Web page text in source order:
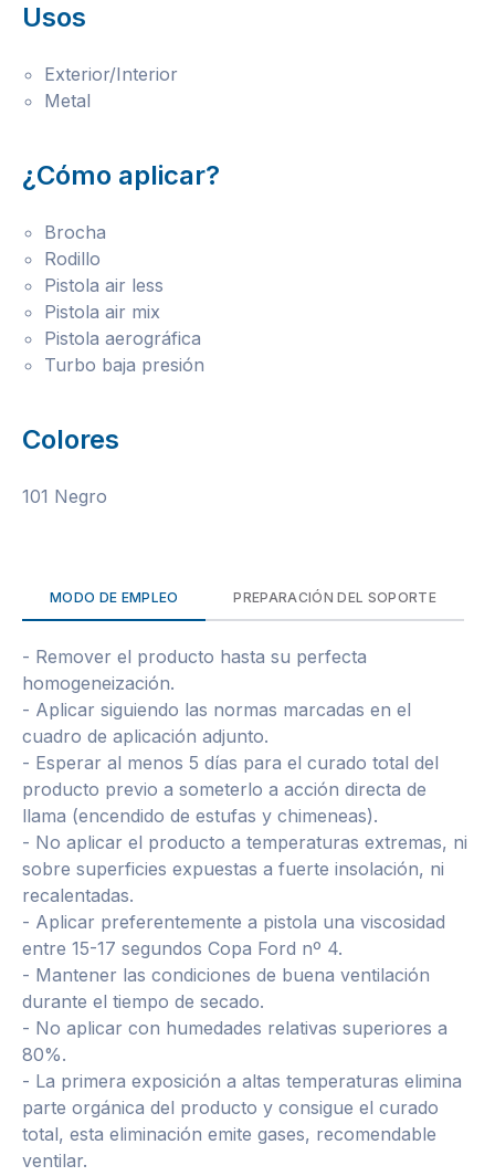
Usos
Exterior/Interior
Metal
¿Cómo aplicar?
Brocha
Rodillo
Pistola air less
Pistola air mix
Pistola aerográfica
Turbo baja presión
Colores
101 Negro
MODO DE EMPLEO PREPARACIÓN DEL SOPORTE
- Remover el producto hasta su perfecta
homogeneización.
- Aplicar siguiendo las normas marcadas en el
cuadro de aplicación adjunto.
- Esperar al menos 5 días para el curado total del
producto previo a someterlo a acción directa de
llama (encendido de estufas y chimeneas).
- No aplicar el producto a temperaturas extremas, ni
sobre superficies expuestas a fuerte insolación, ni
recalentadas.
- Aplicar preferentemente a pistola una viscosidad
entre 15-17 segundos Copa Ford nº 4.
- Mantener las condiciones de buena ventilación
durante el tiempo de secado.
- No aplicar con humedades relativas superiores a
80%.
- La primera exposición a altas temperaturas elimina
parte orgánica del producto y consigue el curado
total, esta eliminación emite gases, recomendable
ventilar.